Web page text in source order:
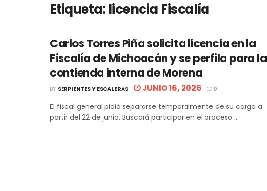
Etiqueta: licencia Fiscalía
Carlos Torres Piña solicita licencia en la
Fiscalía de Michoacán y se perfila para la
contienda interna de Morena
BY SERPIENTES Y ESCALERAS JUNIO 16, 2026 0
El fiscal general pidió separarse temporalmente de su cargo a
partir del 22 de junio. Buscará participar en el proceso ...